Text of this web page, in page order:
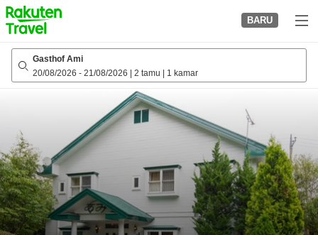
to
top
page
BARU
Gasthof Ami
20/08/2026 - 21/08/2026 2 tamu 1 kamar